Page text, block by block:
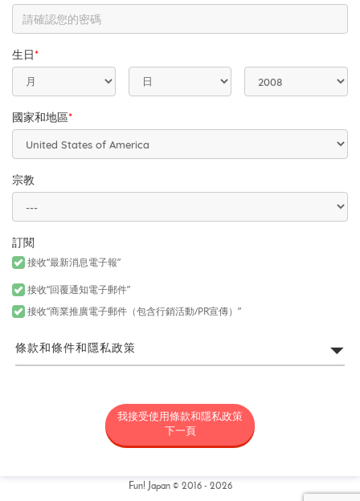
生日 *
國家和地區*
宗教
訂閱
接收“最新消息電子報”
接收“回覆通知電子郵件”
接收“商業推廣電子郵件（包含行銷活動/PR宣傳）”
條款和條件和隱私政策
所謂「FUN! JAPAN」是以藉由將日本商品或服務介紹給各位亞洲消
費者，令各位對日本產生興趣為目的，為營運FUN! JAPAN網站（包
括但不限於以fun-japan.jp/tw為網域之網站。以下簡稱「本網
限資料提供以及社群媒體。）或提供其他相關服務之專案統稱（以
我接受使用條款和隱私政策
下一頁
Fun! Japan © 2016 - 2026